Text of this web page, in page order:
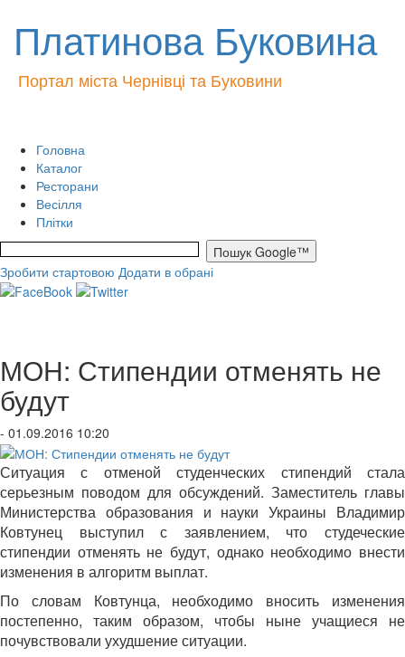
Платинова Буковина
Портал міста Чернівці та Буковини
Головна
Каталог
Ресторани
Весілля
Плітки
Зробити стартовою Додати в обрані
МОН: Стипендии отменять не
будут
- 01.09.2016 10:20
Ситуация с отменой студенческих стипендий стала
серьезным поводом для обсуждений. Заместитель главы
Министерства образования и науки Украины Владимир
Ковтунец выступил с заявлением, что студеческие
стипендии отменять не будут, однако необходимо внести
изменения в алгоритм выплат.
По словам Ковтунца, необходимо вносить изменения
постепенно, таким образом, чтобы ныне учащиеся не
почувствовали ухудшение ситуации.